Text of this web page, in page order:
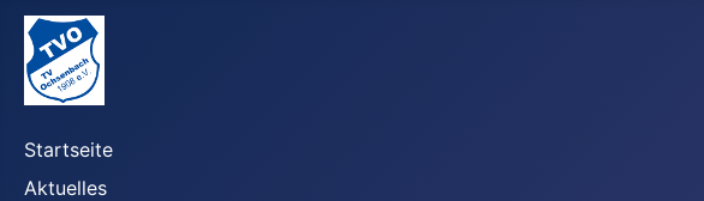
Startseite
Aktuelles